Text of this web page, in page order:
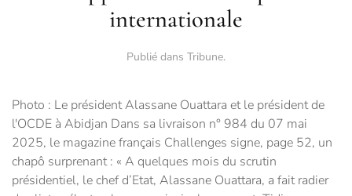
internationale
Publié dans Tribune.
Photo : Le président Alassane Ouattara et le président de
l'OCDE à Abidjan Dans sa livraison n° 984 du 07 mai
2025, le magazine français Challenges signe, page 52, un
chapô surprenant : « A quelques mois du scrutin
présidentiel, le chef d’Etat, Alassane Ouattara, a fait radier